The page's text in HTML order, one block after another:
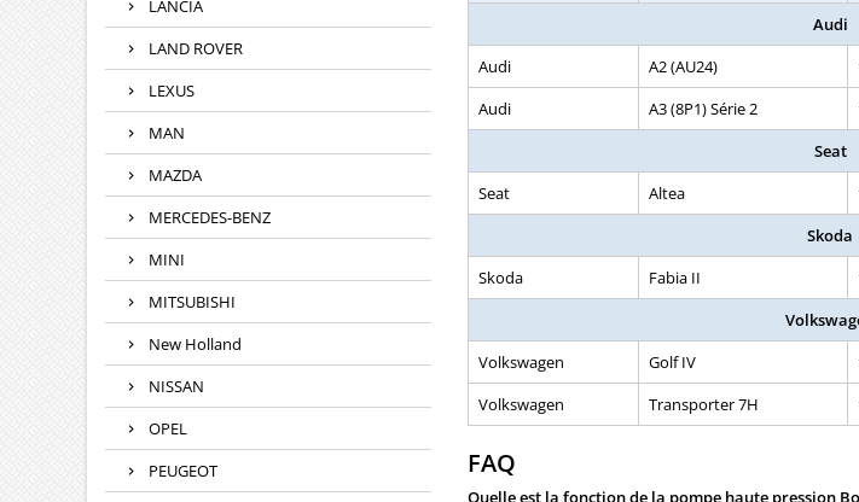
LANCIA
LAND ROVER
LEXUS
MAN
MAZDA
MERCEDES-BENZ
MINI
MITSUBISHI
New Holland
NISSAN
OPEL
PEUGEOT
Audi
Audi
A2 (AU24)
Audi
A3 (8P1) Série 2
Seat
Seat
Altea
Skoda
Skoda
Fabia II
Volkswagen
Golf IV
Volkswagen
Transporter 7H
FAQ
Quelle est la fonction de la pompe haute pression